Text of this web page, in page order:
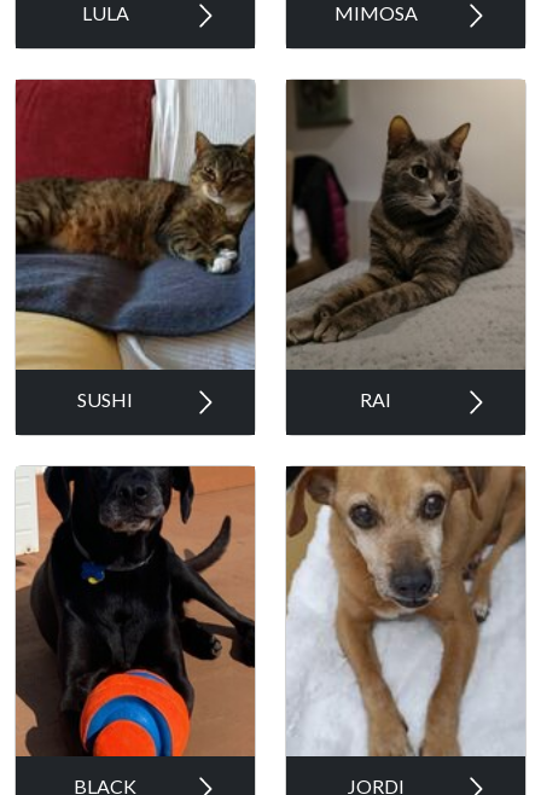
LULA MIMOSA
SUSHI RAI
BLACK JORDI